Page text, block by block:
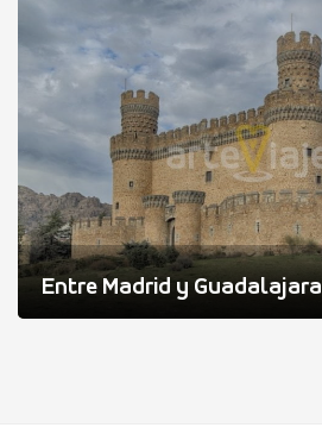
Entre Madrid y Guadalajara